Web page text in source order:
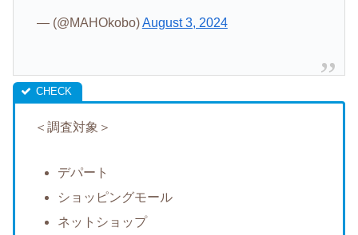
— (@MAHOkobo)August 3, 2024
＜調査対象＞
デパート
ショッピングモール
ネットショップ